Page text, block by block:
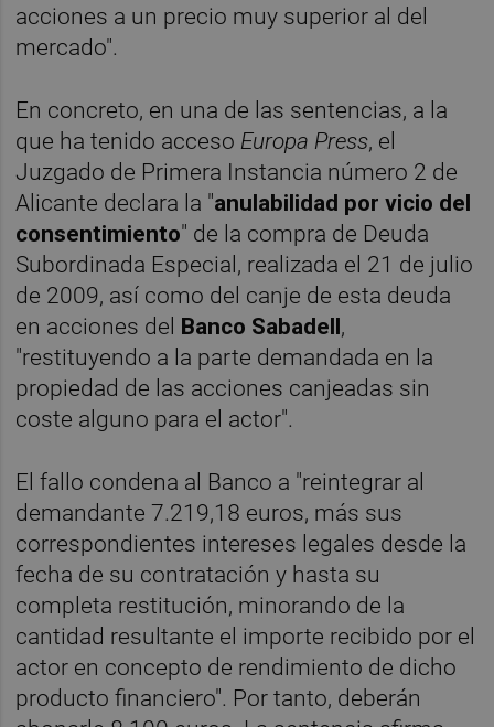
acciones a un precio muy superior al del
mercado".
En concreto, en una de las sentencias, a la
que ha tenido acceso Europa Press, el
Juzgado de Primera Instancia número 2 de
Alicante declara la "anulabilidad por vicio del
consentimiento" de la compra de Deuda
Subordinada Especial, realizada el 21 de julio
de 2009, así como del canje de esta deuda
en acciones del Banco Sabadell,
"restituyendo a la parte demandada en la
propiedad de las acciones canjeadas sin
coste alguno para el actor".
El fallo condena al Banco a "reintegrar al
demandante 7.219,18 euros, más sus
correspondientes intereses legales desde la
fecha de su contratación y hasta su
completa restitución, minorando de la
cantidad resultante el importe recibido por el
actor en concepto de rendimiento de dicho
producto financiero". Por tanto, deberán